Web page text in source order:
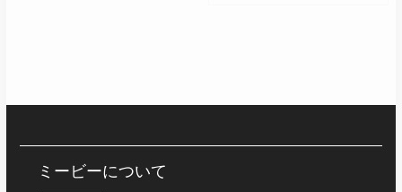
ミービーについて